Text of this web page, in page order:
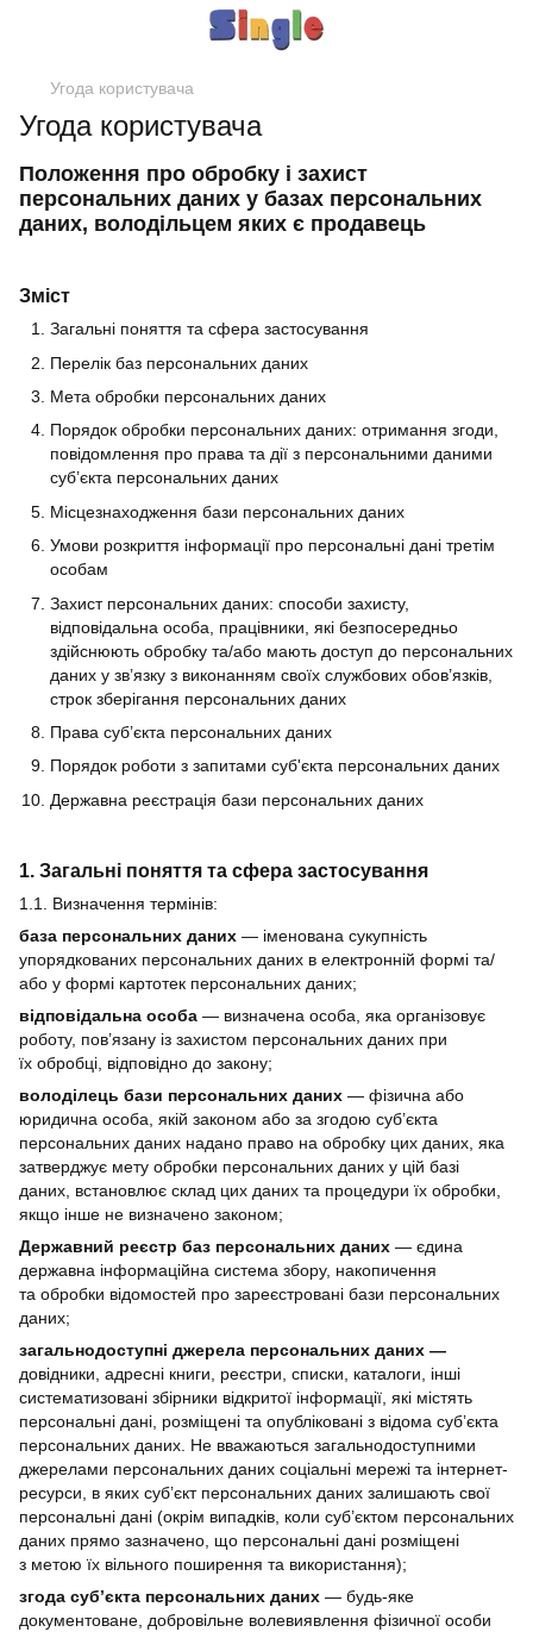
Угода користувача
Угода користувача
Положення про обробку і захист
персональних даних у базах персональних
даних, володільцем яких є продавець
Зміст
Загальні поняття та сфера застосування
Перелік баз персональних даних
Мета обробки персональних даних
Порядок обробки персональних даних: отримання згоди,
повідомлення про права та дії з персональними даними
суб’єкта персональних даних
Місцезнаходження бази персональних даних
Умови розкриття інформації про персональні дані третім
особам
Захист персональних даних: способи захисту,
відповідальна особа, працівники, які безпосередньо
здійснюють обробку та/або мають доступ до персональних
даних у зв’язку з виконанням своїх службових обов’язків,
строк зберігання персональних даних
Права суб’єкта персональних даних
Порядок роботи з запитами суб'єкта персональних даних
Державна реєстрація бази персональних даних
1. Загальні поняття та сфера застосування
1.1. Визначення термінів:
база персональних даних — іменована сукупність
упорядкованих персональних даних в електронній формі та/
або у формі картотек персональних даних;
відповідальна особа — визначена особа, яка організовує
роботу, пов’язану із захистом персональних даних при
їх обробці, відповідно до закону;
володілець бази персональних даних — фізична або
юридична особа, якій законом або за згодою суб’єкта
персональних даних надано право на обробку цих даних, яка
затверджує мету обробки персональних даних у цій базі
даних, встановлює склад цих даних та процедури їх обробки,
якщо інше не визначено законом;
Державний реєстр баз персональних даних — єдина
державна інформаційна система збору, накопичення
та обробки відомостей про зареєстровані бази персональних
даних;
загальнодоступні джерела персональних даних —
довідники, адресні книги, реєстри, списки, каталоги, інші
систематизовані збірники відкритої інформації, які містять
персональні дані, розміщені та опубліковані з відома суб’єкта
персональних даних. Не вважаються загальнодоступними
джерелами персональних даних соціальні мережі та інтернет-
ресурси, в яких суб’єкт персональних даних залишають свої
персональні дані (окрім випадків, коли суб’єктом персональних
даних прямо зазначено, що персональні дані розміщені
з метою їх вільного поширення та використання);
згода суб’єкта персональних даних — будь-яке
документоване, добровільне волевиявлення фізичної особи